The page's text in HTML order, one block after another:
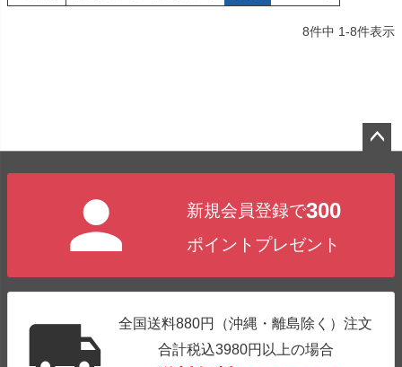
8件中 1-8件表示
新規会員登録で300
ポイントプレゼント
全国送料880円（沖縄・離島除く）注文
合計税込3980円以上の場合